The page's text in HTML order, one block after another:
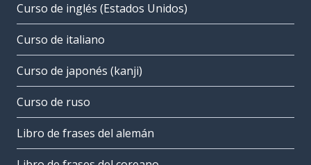
Curso de inglés (Estados Unidos)
Curso de italiano
Curso de japonés (kanji)
Curso de ruso
Libro de frases del alemán